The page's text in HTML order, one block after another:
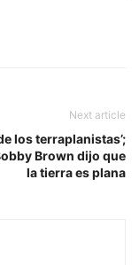
Next article
los terraplanistas’;
Brown dijo que
la tierra es plana